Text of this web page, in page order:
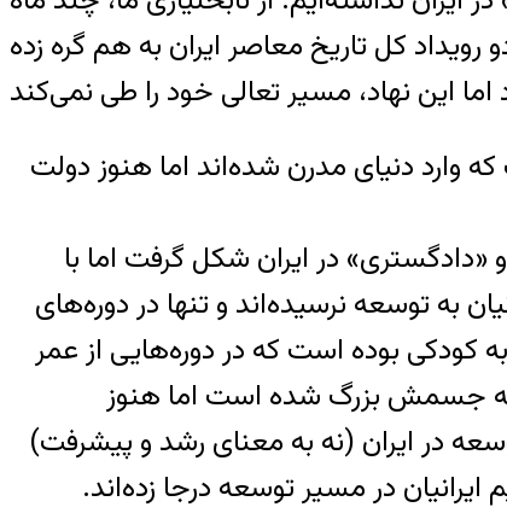
کل تاریخ معاصر ایران به هم گره زده
۱۳۹۵ ه.ش بیش از یکصد سال است که وارد دنیای مدرن شده‌اند اما هنوز دولت
در ایران شکل گرفت اما با
به توسعه نرسیده‌اند و تنها در دوره‌های
کودکی بوده است که در دوره‌هایی از عمر
که جسمش بزرگ شده است اما هنوز
در ایران (نه به معنای رشد و پیشرفت)
ایرانیان در مسیر توسعه درجا زده‌اند.